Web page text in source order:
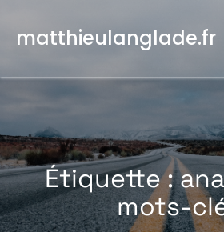
contenu
matthieulanglade.fr
Étiquette :
mots-